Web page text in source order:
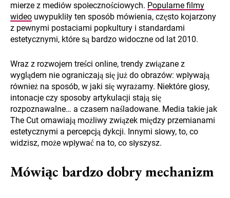
mierze z mediów społecznościowych. Popularne filmy
wideo uwypukliły ten sposób mówienia, często kojarzony
z pewnymi postaciami popkultury i standardami
estetycznymi, które są bardzo widoczne od lat 2010.
Wraz z rozwojem treści online, trendy związane z
wyglądem nie ograniczają się już do obrazów: wpływają
również na sposób, w jaki się wyrażamy. Niektóre głosy,
intonacje czy sposoby artykulacji stają się
rozpoznawalne… a czasem naśladowane. Media takie jak
The Cut omawiają możliwy związek między przemianami
estetycznymi a percepcją dykcji. Innymi słowy, to, co
widzisz, może wpływać na to, co słyszysz.
Mówiąc bardzo dobry mechanizm